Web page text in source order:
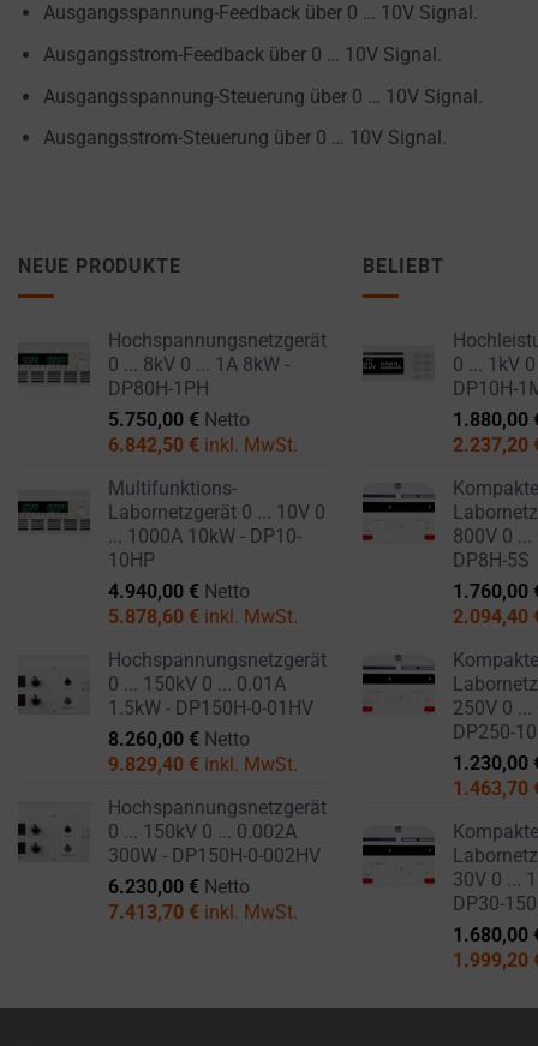
Ausgangsspannung-Feedback über 0 … 10V Signal.
Ausgangsstrom-Feedback über 0 … 10V Signal.
Ausgangsspannung-Steuerung über 0 … 10V Signal.
Ausgangsstrom-Steuerung über 0 … 10V Signal.
NEUE PRODUKTE
Hochspannungsnetzgerät
0 ... 8kV 0 ... 1A 8kW -
DP80H-1PH
5.750,00 € Netto
6.842,50 € inkl. MwSt.
Multifunktions-
Labornetzgerät 0 ... 10V 0
... 1000A 10kW - DP10-
10HP
4.940,00 € Netto
5.878,60 € inkl. MwSt.
Hochspannungsnetzgerät
0 ... 150kV 0 ... 0.01A
1.5kW - DP150H-0-01HV
8.260,00 € Netto
9.829,40 € inkl. MwSt.
Hochspannungsnetzgerät
0 ... 150kV 0 ... 0.002A
300W - DP150H-0-002HV
6.230,00 € Netto
7.413,70 € inkl. MwSt.
BELIEBT
0 ... 1kV
DP10H-
1.880,00
2.237,20
800V 0 ...
DP8H-5S
1.760,00
2.094,40
250V 0 ...
DP250-
1.230,00
1.463,70
30V 0 ...
DP30-
1.680,00
1.999,20
preferences.